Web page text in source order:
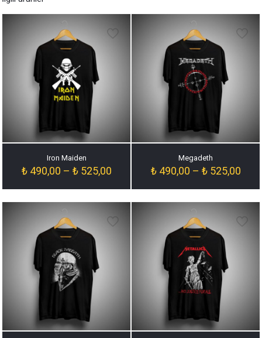
Iron Maiden
₺490,00 – ₺525,00Fiyat
₺ 490,00
-
Megadeth
₺490,00 – ₺525,00Fiyat
₺
-